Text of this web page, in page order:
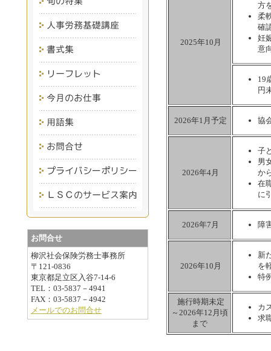
2025年10月
方
柔
確
妊
意
19
円
2026年1月予定 協
2026年4月
子
男
か
在
に
2026年7月 障
2026年10月
新
を
特
施行時期未定
～2026年12月頃
まで
カ
求
お問合せ
柳沢社会保険労務士事務所
〒121-0836
東京都足立区入谷7-14-6
TEL：03-5837－4941
FAX：03-5837－4942
メールでのお問合せ